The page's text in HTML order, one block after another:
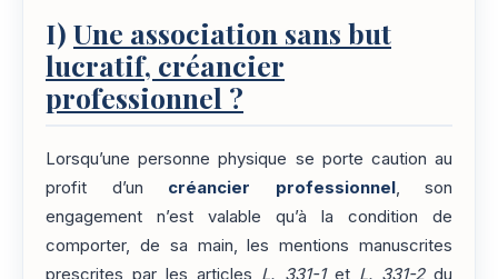
I) Une association sans but
lucratif, créancier
professionnel ?
Lorsqu’une personne physique se porte caution au
profit d’un créancier professionnel, son
engagement n’est valable qu’à la condition de
comporter, de sa main, les mentions manuscrites
prescrites par les articles L. 331-1et L. 331-2du